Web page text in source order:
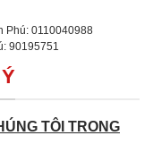
Phú: 0110040988
90195751
TÔI TRONG